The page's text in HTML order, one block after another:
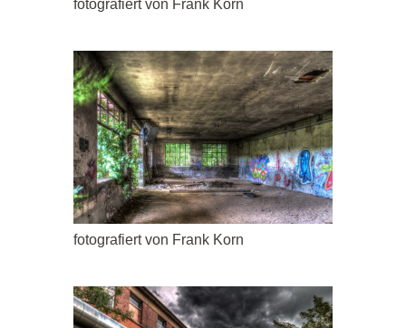
fotografiert von Frank Korn
fotografiert von Frank Korn